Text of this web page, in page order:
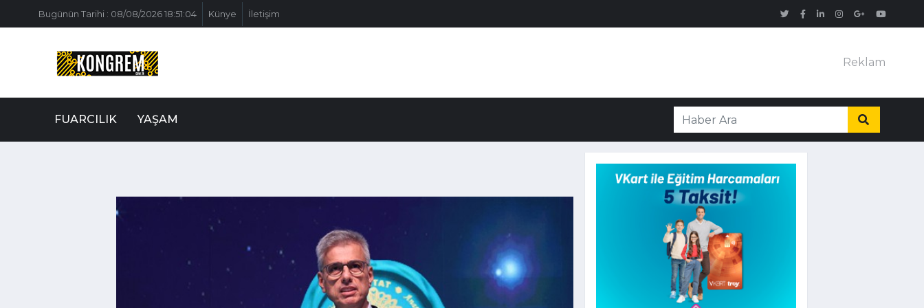
Bugünün Tarihi : 08/08/2026 18:51:04 Künye İletişim
Reklam
FUARCILIK YAŞAM